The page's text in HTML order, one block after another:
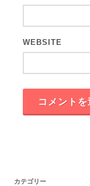
WEBSITE
カテゴリー